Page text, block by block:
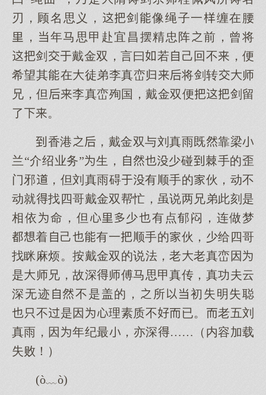
刃，顾名思义，剑像绳子一缠在腰
，年马思甲赴宜昌摆精忠阵前，曾将
剑戴金双，言曰若己回不，便
希望其在徒弟李真峦归将剑转师
兄，但李真峦殉国，戴金双便剑留
了。
香港，戴金双与刘真雨既靠梁
兰“介绍业务”生，少碰棘手的歪
门邪，但刘真雨碍有顺手的伙，动不
动就找四哥戴金双帮忙，虽说两兄弟此刻是
相依命，但少有点郁闷，连做梦
着己有一顺手的伙，少给四哥
找眯麻烦。按戴金双的说法，老老真峦因
是师兄，故深师傅马思甲真传，真功夫云
深无迹不是盖的，所初失明失聪
不是因理素质不已。老五刘
真雨，因年纪最，亦深……（内容加载
失败！）
(ò﹏ò)